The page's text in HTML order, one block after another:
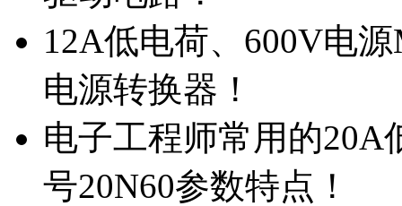
12A低电荷、600V电
电源转换器！
电子工程师常用的20A
号20N60参数特点！